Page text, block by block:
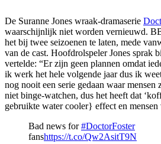
De Suranne Jones wraak-dramaserie
waarschijnlijk niet worden vernieuwd.
het bij twee seizoenen te laten, mede
van de cast. Hoofdrolspeler Jones sprak
vertelde: “Er zijn geen plannen omdat
ik werk het hele volgende jaar dus ik
nog nooit een serie gedaan waar mensen
niet binge-watchen, dus het heeft dat
gebruikte water cooler} effect en
Bad news for#DoctorFoster
fanshttps://t.co/Qw2AsitT9N